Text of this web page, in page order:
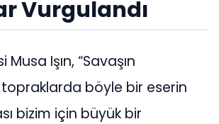
Vurgulandı
Işın, “Savaşın
böyle bir eserin
bizim için büyük bir